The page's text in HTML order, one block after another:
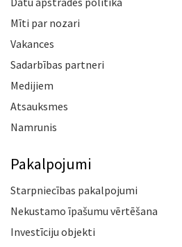
Mīti par nozari
Vakances
Sadarbības partneri
Medijiem
Atsauksmes
Namrunis
Pakalpojumi
Starpniecības pakalpojumi
Nekustamo īpašumu vērtēšana
Investīciju objekti